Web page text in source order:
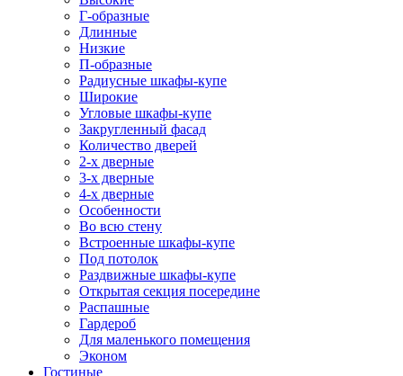
Г-образные
Длинные
Низкие
П-образные
Радиусные шкафы-купе
Широкие
Угловые шкафы-купе
Закругленный фасад
Количество дверей
2-х дверные
3-х дверные
4-х дверные
Особенности
Во всю стену
Встроенные шкафы-купе
Под потолок
Раздвижные шкафы-купе
Открытая секция посередине
Распашные
Гардероб
Для маленького помещения
Эконом
Гостиные